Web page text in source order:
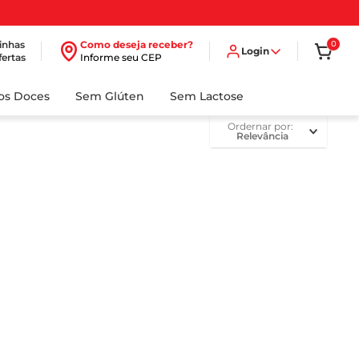
Como deseja receber?
Informe seu CEP
Login
0
Doces Sem Glúten Sem Lactose
ordernar por
Relevância